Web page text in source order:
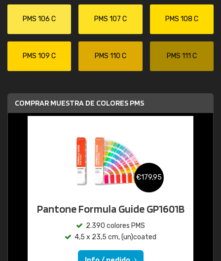
PMS 106 C PMS 107 C PMS 108 C
PMS 109 C PMS 110 C PMS 111 C
COMPRAR MUESTRA DE COLORES PMS
€179,95
Pantone Formula Guide GP1601B
2.390 colores PMS
4,5 x 23,5 cm, (un)coated